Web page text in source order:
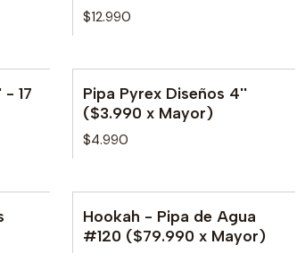
$12.990
17
Pipa Pyrex Diseños 4''
($3.990 x Mayor)
$4.990
Hookah - Pipa de Agua
#120 ($79.990 x Mayor)